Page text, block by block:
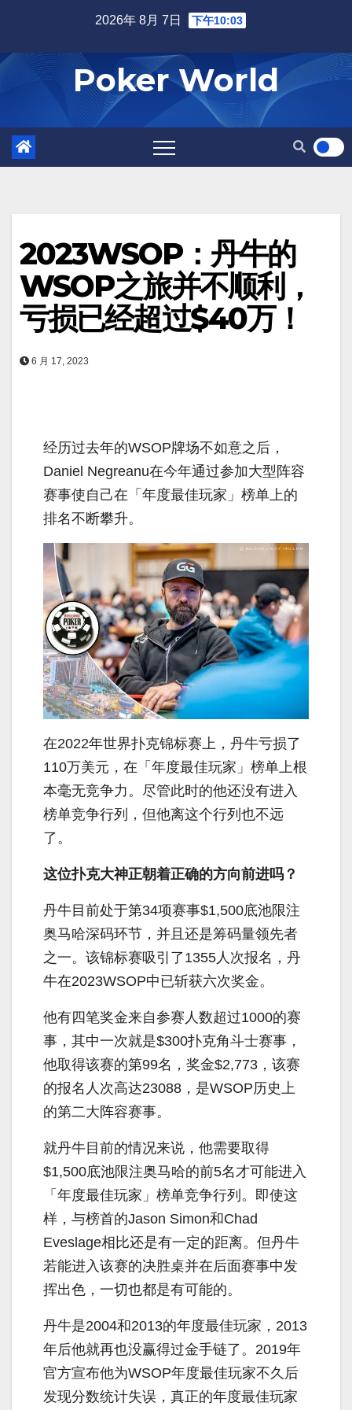
content
2026年 8月 7日 下午10:03
Poker World
2023WSOP：丹牛的
WSOP之旅并不顺利，
亏损已经超过$40万！
6 月 17, 2023
经历过去年的WSOP牌场不如意之后，
Daniel Negreanu在今年通过参加大型阵容
赛事使自己在「年度最佳玩家」榜单上的
排名不断攀升。
在2022年世界扑克锦标赛上，丹牛亏损了
110万美元，在「年度最佳玩家」榜单上根
本毫无竞争力。尽管此时的他还没有进入
榜单竞争行列，但他离这个行列也不远
了。
这位扑克大神正朝着正确的方向前进吗？
丹牛目前处于第34项赛事$1,500底池限注
奥马哈深码环节，并且还是筹码量领先者
之一。该锦标赛吸引了1355人次报名，丹
牛在2023WSOP中已斩获六次奖金。
他有四笔奖金来自参赛人数超过1000的赛
事，其中一次就是$300扑克角斗士赛事，
他取得该赛的第99名，奖金$2,773，该赛
的报名人次高达23088，是WSOP历史上
的第二大阵容赛事。
就丹牛目前的情况来说，他需要取得
$1,500底池限注奥马哈的前5名才可能进入
「年度最佳玩家」榜单竞争行列。即使这
样，与榜首的Jason Simon和Chad
Eveslage相比还是有一定的距离。但丹牛
若能进入该赛的决胜桌并在后面赛事中发
挥出色，一切也都是有可能的。
丹牛是2004和2013的年度最佳玩家，2013
年后他就再也没赢得过金手链了。2019年
官方宣布他为WSOP年度最佳玩家不久后
发现分数统计失误，真正的年度最佳玩家